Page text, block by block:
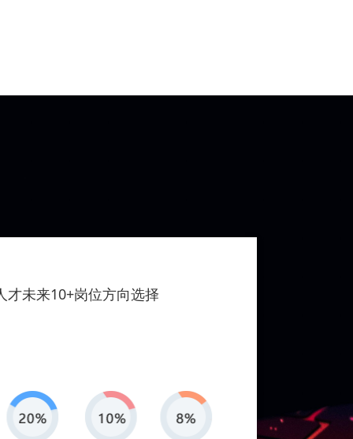
综合视频用户